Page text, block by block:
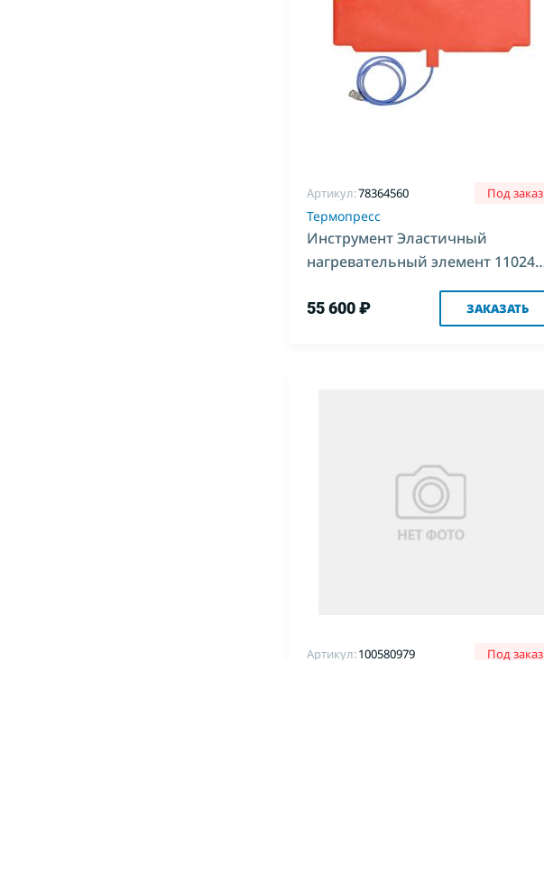
Артикул:78364560 Под заказ
Термопресс
Инструмент Эластичный
нагревательный элемент 11024
55 600 ₽ ЗАКАЗАТЬ
Артикул:100580979 Под заказ